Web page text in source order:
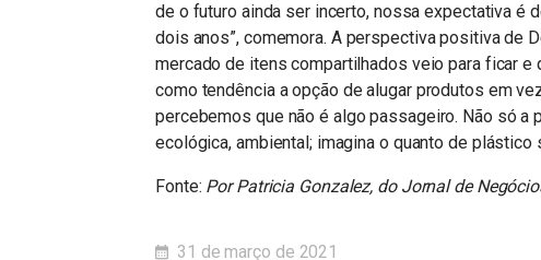
de o futuro ainda ser incerto, nossa expectativa é
dois anos”, comemora. A perspectiva positiva de
mercado de itens compartilhados veio para ficar e
como tendência a opção de alugar produtos em
percebemos que não é algo passageiro. Não só a
ecológica, ambiental; imagina o quanto de plástico
Fonte: Por Patricia Gonzalez, do Jornal de
31 de março de 2021